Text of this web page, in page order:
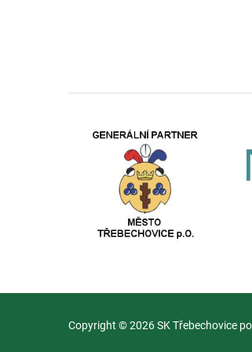
Copyright © 2026 SK Třebechovice